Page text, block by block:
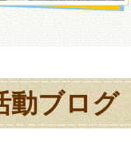
動ブログ